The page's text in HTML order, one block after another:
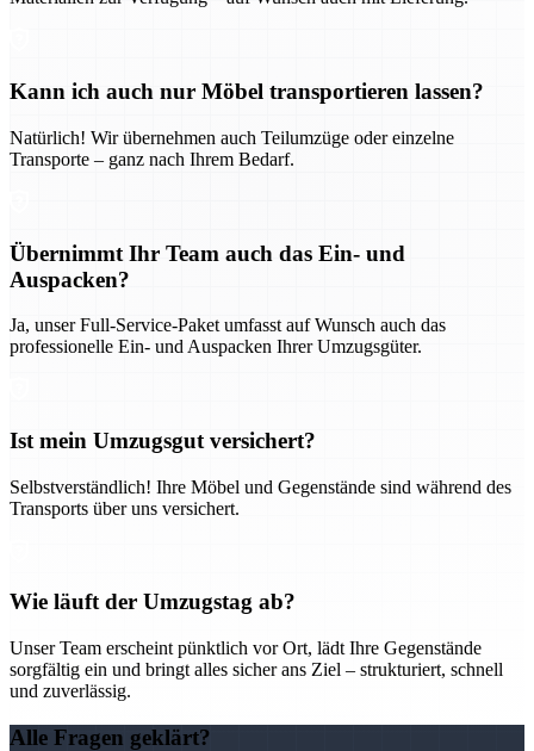
Kann ich auch nur Möbel transportieren lassen?
Natürlich! Wir übernehmen auch Teilumzüge oder einzelne
Transporte – ganz nach Ihrem Bedarf.
Übernimmt Ihr Team auch das Ein- und
Auspacken?
Ja, unser Full-Service-Paket umfasst auf Wunsch auch das
professionelle Ein- und Auspacken Ihrer Umzugsgüter.
Ist mein Umzugsgut versichert?
Selbstverständlich! Ihre Möbel und Gegenstände sind während des
Transports über uns versichert.
Wie läuft der Umzugstag ab?
Unser Team erscheint pünktlich vor Ort, lädt Ihre Gegenstände
sorgfältig ein und bringt alles sicher ans Ziel – strukturiert, schnell
und zuverlässig.
Alle Fragen geklärt?